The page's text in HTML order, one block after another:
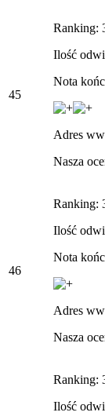
45
Ranking:
Ilość
Nota
Adres
Nasza
46
Ranking:
Ilość
Nota
Adres
Nasza
Ranking:
Ilość